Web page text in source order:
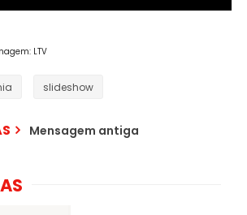
LTV
slideshow
Mensagem antiga